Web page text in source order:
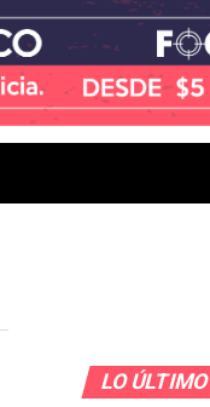
LO ÚLTIMO